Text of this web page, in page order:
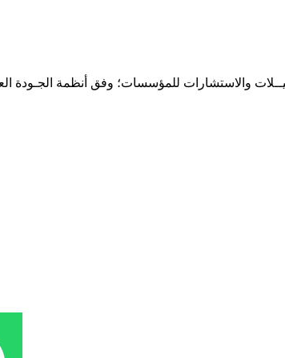
والاستشارات للمؤسسات؛ وفق أنظمة